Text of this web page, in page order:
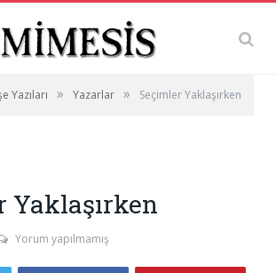
Yazıları » Yazarlar » Seçimler Yaklaşırken
Yaklaşırken
Yorum yapılmamış